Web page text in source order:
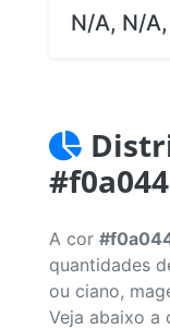
N/A, N/
#f0a044
A cor
quantidades
ou ciano,
Veja abaixo a